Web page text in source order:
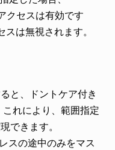
クセスは有効です
は無視されます。
と、ドントケア付き
れにより、範囲指定
できます。
スの途中のみをマス